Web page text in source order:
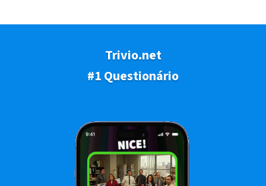
Trivio.net
#1 Questionário